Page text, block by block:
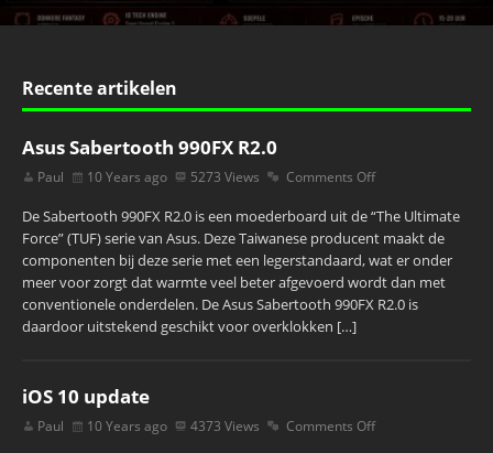
Recente artikelen
Asus Sabertooth 990FX R2.0
Paul 10 Years ago 5273 Views Comments Off
De Sabertooth 990FX R2.0 is een moederboard uit de “The Ultimate
Force” (TUF) serie van Asus. Deze Taiwanese producent maakt de
componenten bij deze serie met een legerstandaard, wat er onder
meer voor zorgt dat warmte veel beter afgevoerd wordt dan met
conventionele onderdelen. De Asus Sabertooth 990FX R2.0 is
daardoor uitstekend geschikt voor overklokken […]
iOS 10 update
Paul 10 Years ago 4373 Views Comments Off